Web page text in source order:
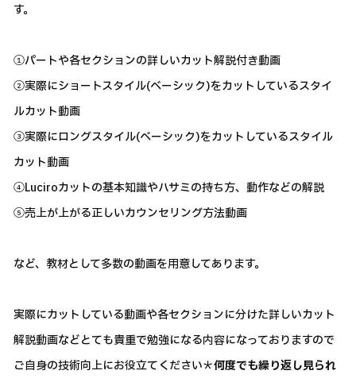
す。
①パートや各セクションの詳しいカット解説付き動画
②実際にショートスタイル(ベーシック)をカットしているスタイ
ルカット動画
③実際にロングスタイル(ベーシック)をカットしているスタイル
カット動画
④Luciroカットの基本知識やハサミの持ち方、動作などの解説
⑤売上が上がる正しいカウンセリング方法動画
など、教材として多数の動画を用意してあります。
実際にカットしている動画や各セクションに分けた詳しいカット
解説動画などとても貴重で勉強になる内容になっておりますので
ご自身の技術向上にお役立てください＊何度でも繰り返し見られ